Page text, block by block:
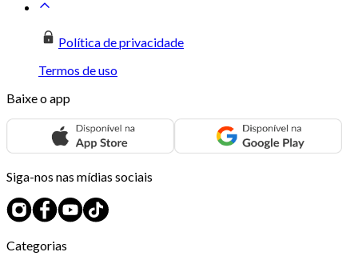
Política de privacidade
Termos de uso
Baixe o app
Siga-nos nas mídias sociais
Categorias